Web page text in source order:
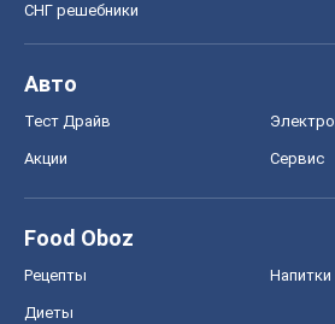
СНГ решебники
Авто
Тест Драйв
Акции Сервис
Food Oboz
Рецепты Напитки
Диеты